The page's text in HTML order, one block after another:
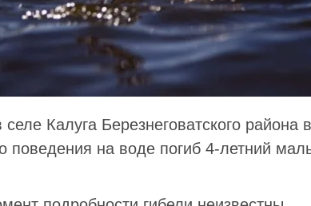
Калуга Березнеговатского района
поведения на воде погиб 4-летний